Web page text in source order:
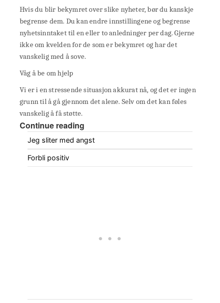
Hvis du blir bekymret over slike nyheter, bør du kanskje
begrense dem. Du kan endre innstillingene og begrense
nyhetsinntaket til en eller to anledninger per dag. Gjerne
ikke om kvelden for de som er bekymret og har det
vanskelig med å sove.
Våg å be om hjelp
Vi er i en stressende situasjon akkurat nå, og det er ingen
grunn til å gå gjennom det alene. Selv om det kan føles
vanskelig å få støtte.
Continue reading
Jeg sliter med angst
Forbli positiv